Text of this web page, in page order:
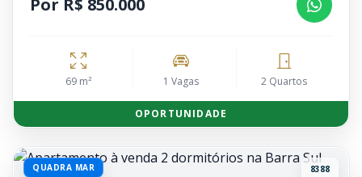
Por R$ 850.000
69 m² 1 Vagas 2 Quartos
OPORTUNIDADE
QUADRA MAR 8388